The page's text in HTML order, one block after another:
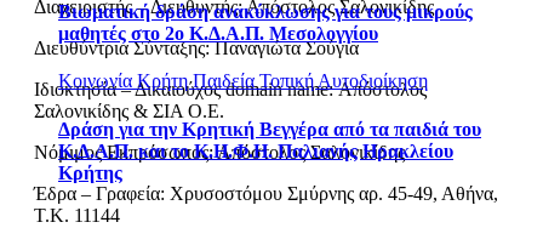
Βιωματική δράση ανακύκλωσης για τους μικρούς
μαθητές στο 2ο Κ.Δ.Α.Π. Μεσολογγίου
Κοινωνία ΚρήτηΠαιδείαΤοπική Αυτοδιοίκηση
Δράση για την Κρητική Βεγγέρα από τα παιδιά του
Κ.Δ.Α.Π. και το Κ.Η.Φ.Η. Παλιανής Ηρακλείου
Κρήτης
Διαχειριστής – Διευθυντής: Απόστολος Σαλονικίδης
Διευθύντρια Σύνταξης: Παναγιώτα Σούγια
Ιδιοκτησία – Δικαιούχος domain name: Απόστολος
Σαλονικίδης & ΣΙΑ Ο.Ε.
Νόμιμος Εκπρόσωπος: Απόστολος Σαλονικίδης
Έδρα – Γραφεία: Χρυσοστόμου Σμύρνης αρ. 45-49, Αθήνα,
Τ.Κ. 11144